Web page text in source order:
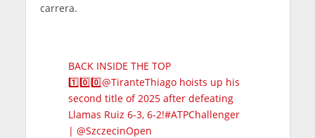
carrera.
BACK INSIDE THE TOP
1️⃣0️⃣0️⃣@TiranteThiagohoists up his
second title of 2025 after defeating
Llamas Ruiz 6-3, 6-2!#ATPChallenger
| @SzczecinOpen